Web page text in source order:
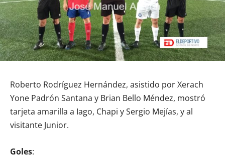
Roberto Rodríguez Hernández, asistido por Xerach
Yone Padrón Santana y Brian Bello Méndez, mostró
tarjeta amarilla a Iago, Chapi y Sergio Mejías, y al
visitante Junior.
Goles: